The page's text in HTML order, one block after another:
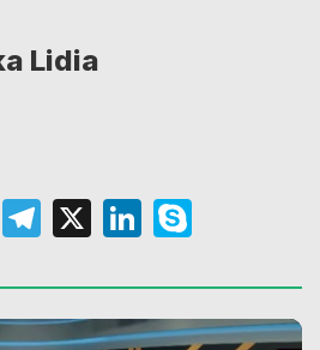
Lidia
WhatsApp
Telegram
X LinkedIn